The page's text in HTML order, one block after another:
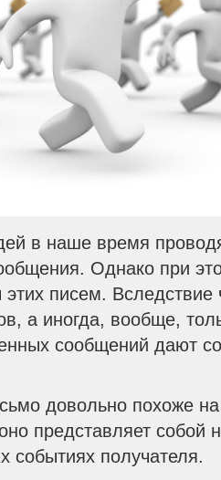
в наше время
Однако при
писем. Вследствие
а иногда, вообще,
сообщений дают
довольно похоже
представляет собой
событиях получателя.